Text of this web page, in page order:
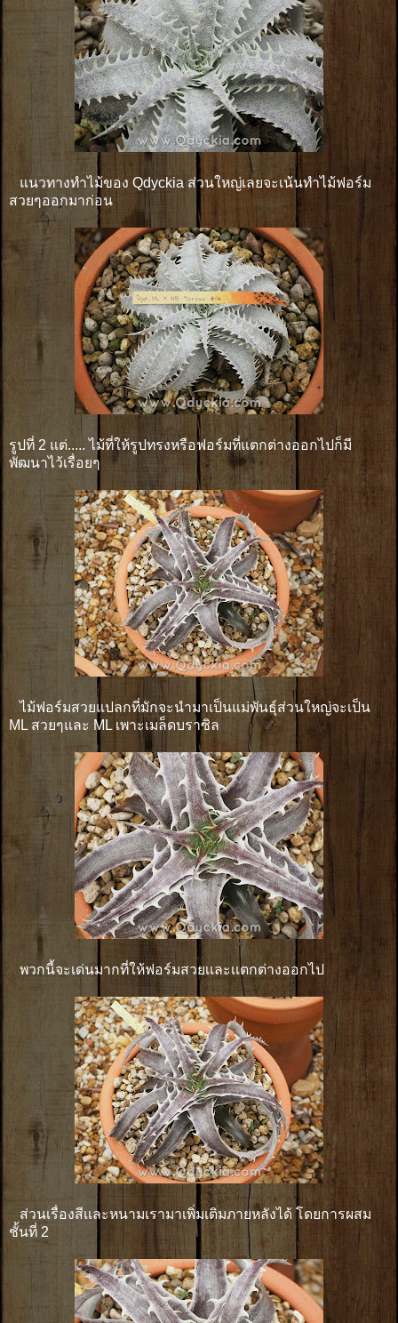
แนวทางทำไม้ของ Qdyckia ส่วนใหญ่เลยจะเน้นทำไม้ฟอร์ม
สวยๆออกมาก่อน
รูปที่ 2 แต่..... ไม้ที่ให้รูปทรงหรือฟอร์มที่แตกต่างออกไปก็มี
พัฒนาไว้เรื่อยๆ
ไม้ฟอร์มสวยแปลกที่มักจะนำมาเป็นแม่พันธุ์ส่วนใหญ่จะเป็น
ML สวยๆและ ML เพาะเมล็ดบราซิล
พวกนี้จะเด่นมากที่ให้ฟอร์มสวยเเละเเตกต่างออกไป
ส่วนเรื่องสีเเละหนามเรามาเพิ่มเติมภายหลังได้ โดยการผสม
ชั้นที่ 2